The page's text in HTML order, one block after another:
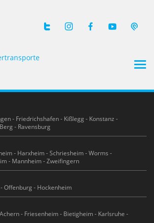
- Friedrichshafen - Kißlegg - Konstanz -
- Ravensburg
- Harxheim - Schriesheim - Worms -
- Mannheim - Zweifingern
Offenburg - Hockenheim
- Friesenheim - Bietigheim - Karlsruhe -